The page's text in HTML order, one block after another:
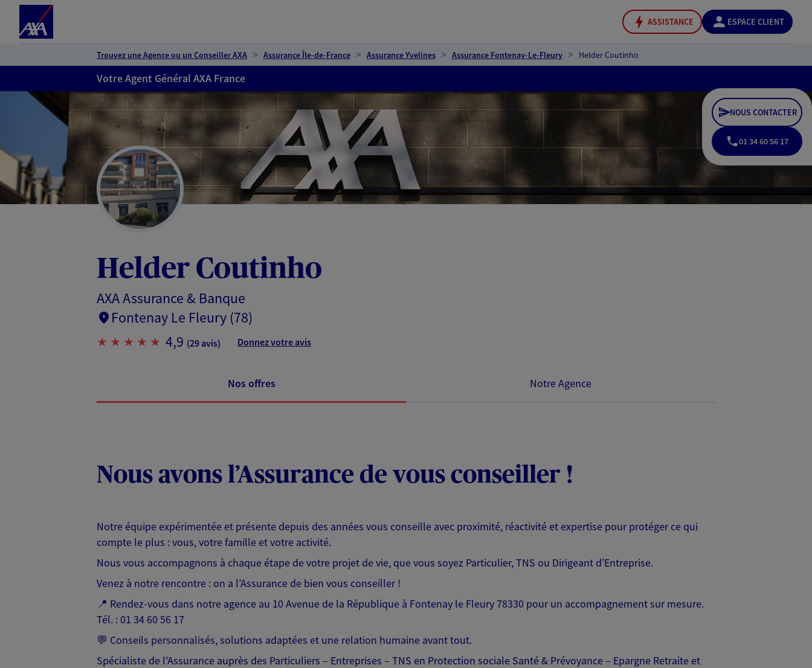
ASSISTANCE ESPACE CLIENT
Trouvez une Agence ou un Conseiller AXA Assurance Île-de-France Assurance Yvelines Assurance Fontenay-Le-Fleury Helder Coutinho
Votre Agent Général AXA France
Helder Coutinho
AXA Assurance & Banque
Fontenay Le Fleury (78)
4,9 (29 avis) Donnez votre avis
NOUS CONTACTER
01 34 60 56 17
Nos offres Notre Agence
Nous avons l’Assurance de vous conseiller !
Notre équipe expérimentée et présente depuis des années vous conseille avec proximité, réactivité et expertise pour protéger ce qui
compte le plus : vous, votre famille et votre activité.
Nous vous accompagnons à chaque étape de votre projet de vie, que vous soyez Particulier, TNS ou Dirigeant d’Entreprise.
Venez à notre rencontre : on a l’Assurance de bien vous conseiller !
📍 Rendez-vous dans notre agence au 10 Avenue de la République à Fontenay le Fleury 78330 pour un accompagnement sur mesure.
Tél. : 01 34 60 56 17
💬 Conseils personnalisés, solutions adaptées et une relation humaine avant tout.
Spécialiste de l'Assurance auprès des Particuliers – Entreprises – TNS en Protection sociale Santé & Prévoyance – Epargne Retraite et